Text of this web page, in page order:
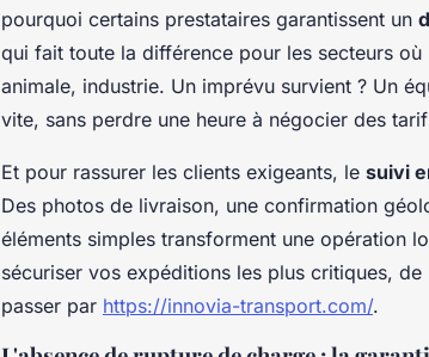
pourquoi certains prestataires garantissent un
qui fait toute la différence pour les secteurs
animale, industrie. Un imprévu survient ? Un
vite, sans perdre une heure à négocier des
Et pour rassurer les clients exigeants, le suivi
Des photos de livraison, une confirmation
éléments simples transforment une opération
sécuriser vos expéditions les plus critiques,
passer par https://innovia-transport.com/.